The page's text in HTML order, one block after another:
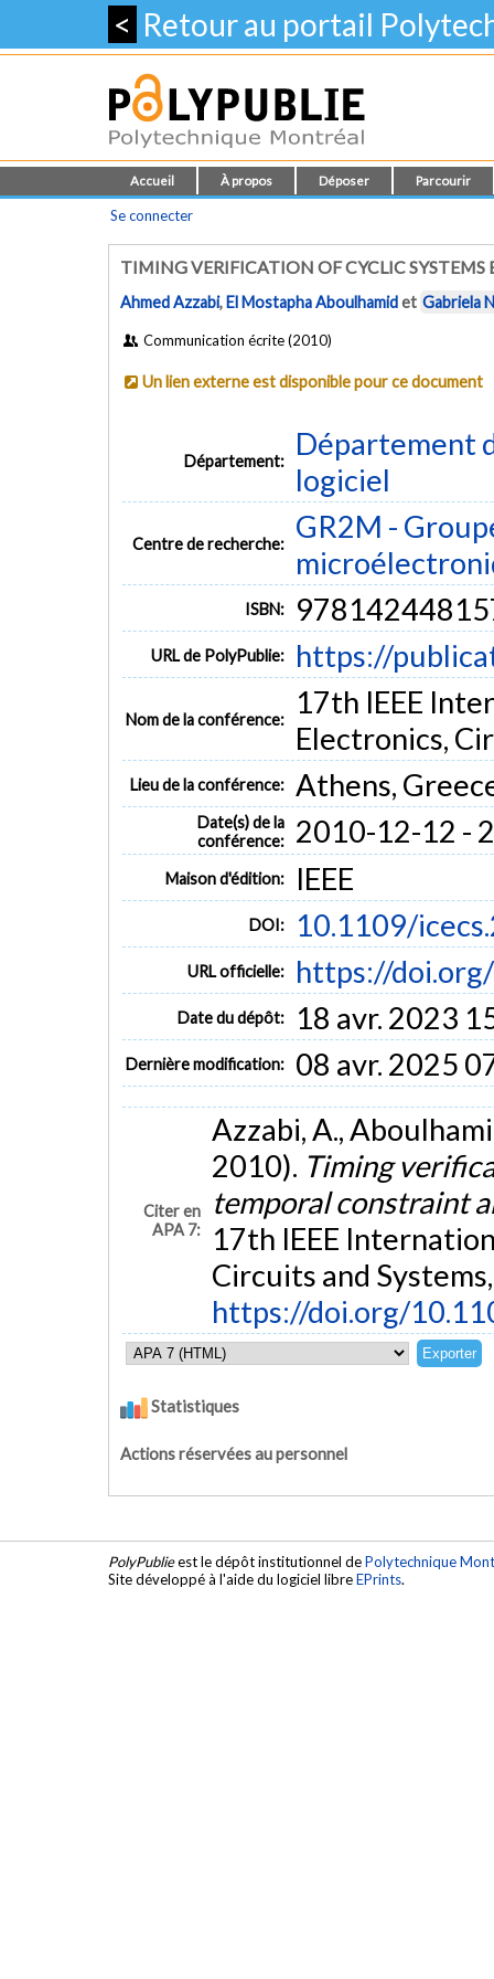
< Retour au portail
Accueil À propos Déposer Parcourir
Se connecter
TIMING VERIFICATION OF CYCLIC
Ahmed Azzabi,El Mostapha Aboulhamidet Gabriela
Communication écrite (2010)
Un lien externe est disponible pour ce document
Département:
Département
logiciel
Centre de recherche:
GR2M -
ISBN:
URL de PolyPublie: https://
Nom de la conférence:
17th IEEE
Electronics,
Lieu de la conférence: Athens,
Date(s) de la
conférence:
2010-12-12 -
Maison d'édition: IEEE
DOI: 10.1109/
URL officielle: https://
Date du dépôt: 18 avr. 2023
Dernière modification: 08 avr. 2025
Citer en
APA 7:
Azzabi, A.,
2010). Timing
temporal constraint
17th IEEE
Circuits and
https://doi.org/
Statistiques
Actions réservées au personnel
PolyPublieest le dépôt institutionnel dePolytechnique
Site développé à l'aide du logiciel libreEPrints.